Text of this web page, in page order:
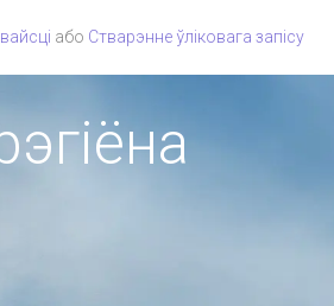
або Стварэнне ўліковага запісу